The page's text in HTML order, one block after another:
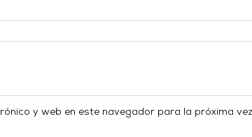
y web en este navegador para la próxima